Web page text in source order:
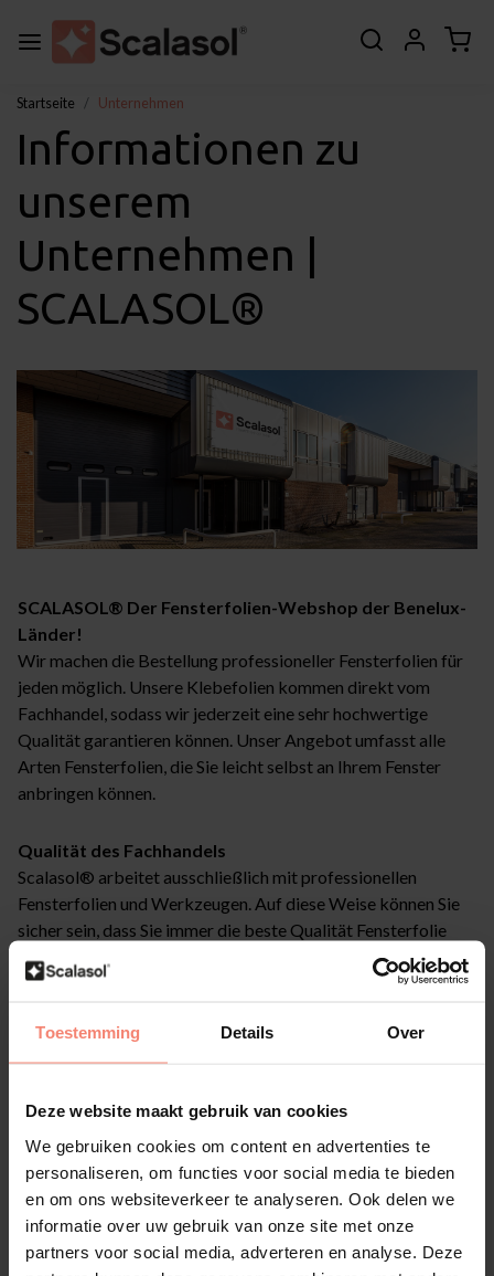
Toestemming Details Over
Deze website maakt gebruik van cookies
We gebruiken cookies om content en advertenties te
personaliseren, om functies voor social media te bieden
en om ons websiteverkeer te analyseren. Ook delen we
informatie over uw gebruik van onze site met onze
partners voor social media, adverteren en analyse. Deze
Startseite Unternehmen
Informationen zu
unserem
Unternehmen |
SCALASOL®
SCALASOL® Der Fensterfolien-Webshop der Benelux-
Länder!
Wir machen die Bestellung professioneller Fensterfolien für
jeden möglich. Unsere Klebefolien kommen direkt vom
Fachhandel, sodass wir jederzeit eine sehr hochwertige
Qualität garantieren können. Unser Angebot umfasst alle
Arten Fensterfolien, die Sie leicht selbst an Ihrem Fenster
anbringen können.
Qualität des Fachhandels
Scalasol® arbeitet ausschließlich mit professionellen
Fensterfolien und Werkzeugen. Auf diese Weise können Sie
sicher sein, dass Sie immer die beste Qualität Fensterfolie
erhalten. Wir bieten eine Herstellergarantie auf die von uns
gelieferten Fensterfolien. Die Herstellergarantien finden Sie
Fragen über die Garantie? Nehmen Sie bitte Kontakt mit uns
auf, um Einzelheiten zu klären.
Einfach nach Maß bestellen
Möchten Sie die Fensterfolie lieber nach Maß bestellen?
Kein Problem! Wir sind stolz auf unser einzigartiges
Verfahren, das es Ihnen ermöglicht, Ihre Fensterfolie auf dem
Milimeter genau zu bestellen. Es funktioniert ganz einfach
über das Modul „Nach Mass" auf der Produktseite der von